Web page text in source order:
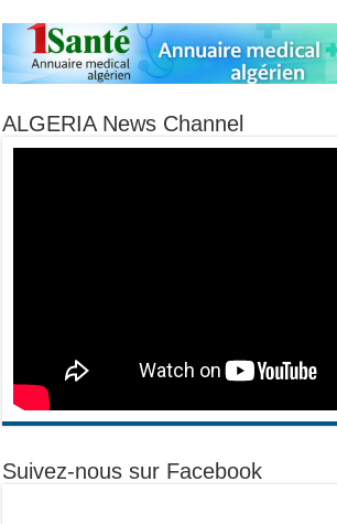
ALGERIA News Channel
Suivez-nous sur Facebook